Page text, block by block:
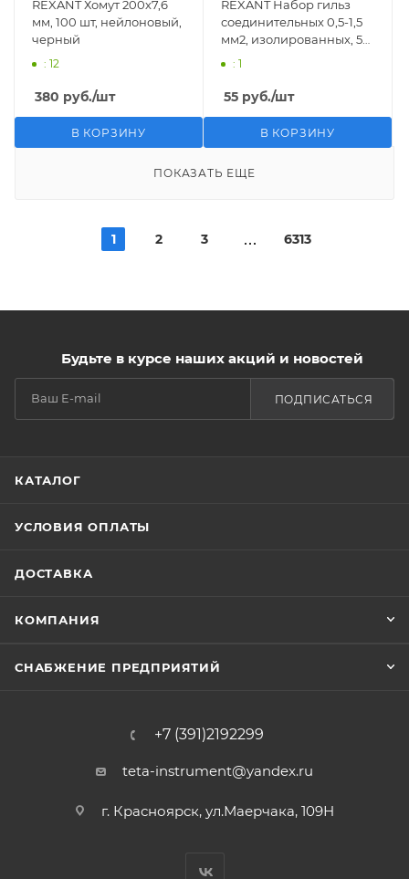
REXANT Хомут 200х7,6
мм, 100 шт, нейлоновый,
черный
: 12
380 руб./шт
В КОРЗИНУ
REXANT Набор гильз
соединительных 0,5-1,5
мм2, изолированных, 5
: 1
55 руб./шт
В КОРЗИНУ
ПОКАЗАТЬ ЕЩЕ
1 2 3 6313
Будьте в курсе наших акций и новостей
ПОДПИСАТЬСЯ
КАТАЛОГ
УСЛОВИЯ ОПЛАТЫ
ДОСТАВКА
КОМПАНИЯ
СНАБЖЕНИЕ ПРЕДПРИЯТИЙ
+7 (391)2192299
teta-instrument@yandex.ru
г. Красноярск, ул.Маерчака, 109Н